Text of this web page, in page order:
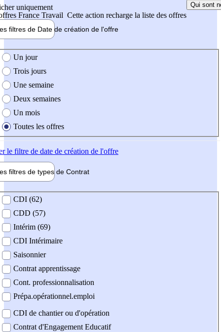
uniquement
France Travail Cette action recharge la liste des offres
Qui sont
filtres de Date de création de l'offre
création de l'offre
Un jour
Trois jours
Une semaine
Deux semaines
Un mois
Toutes les offres
le filtre de date de création de l'offre
filtres de types de Contrat
contrat
CDI (62)
CDD (57)
Intérim (69)
CDI Intérimaire
Saisonnier
Contrat apprentissage
Cont. professionnalisation
Prépa.opérationnel.emploi
CDI de chantier ou d'opération
Contrat d'Engagement Educatif